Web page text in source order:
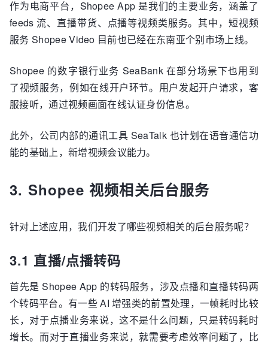
作为电商平台，Shopee App 是我们的主要业务，涵盖了
feeds 流、直播带货、点播等视频类服务。其中，短视频
服务 Shopee Video 目前也已经在东南亚个别市场上线。
Shopee 的数字银行业务 SeaBank 在部分场景下也用到
了视频服务，例如在线开户环节。用户发起开户请求，客
服接听，通过视频画面在线认证身份信息。
此外，公司内部的通讯工具 SeaTalk 也计划在语音通信功
能的基础上，新增视频会议能力。
3. Shopee 视频相关后台服务
针对上述应用，我们开发了哪些视频相关的后台服务呢？
3.1 直播/点播转码
首先是 Shopee App 的转码服务，涉及点播和直播转码两
个转码平台。有一些 AI 增强类的前置处理，一帧耗时比较
长，对于点播业务来说，这不是什么问题，只是转码耗时
增长。而对于直播业务来说，就需要考虑效率问题了，比